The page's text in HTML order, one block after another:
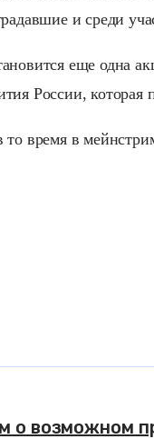
и среди
еще одна
России,
то время в
о возможном